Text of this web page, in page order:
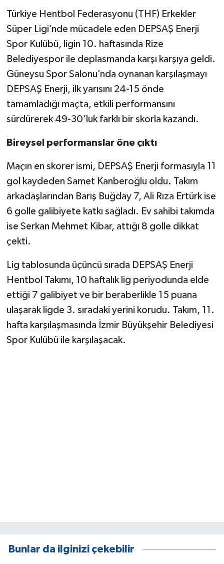
Türkiye Hentbol Federasyonu (THF) Erkekler
Süper Ligi’nde mücadele eden DEPSAŞ Enerji
Spor Kulübü, ligin 10. haftasında Rize
Belediyespor ile deplasmanda karşı karşıya geldi.
Güneysu Spor Salonu’nda oynanan karşılaşmayı
DEPSAŞ Enerji, ilk yarısını 24-15 önde
tamamladığı maçta, etkili performansını
sürdürerek 49-30’luk farklı bir skorla kazandı.
Bireysel performanslar öne çıktı
Maçın en skorer ismi, DEPSAŞ Enerji formasıyla 11
gol kaydeden Samet Kanberoğlu oldu. Takım
arkadaşlarından Barış Buğday 7, Ali Rıza Ertürk ise
6 golle galibiyete katkı sağladı. Ev sahibi takımda
ise Serkan Mehmet Kibar, attığı 8 golle dikkat
çekti.
Lig tablosunda üçüncü sırada DEPSAŞ Enerji
Hentbol Takımı, 10 haftalık lig periyodunda elde
ettiği 7 galibiyet ve bir beraberlikle 15 puana
ulaşarak ligde 3. sıradaki yerini korudu. Takım, 11.
hafta karşılaşmasında İzmir Büyükşehir Belediyesi
Spor Kulübü ile karşılaşacak.
Bunlar da ilginizi çekebilir